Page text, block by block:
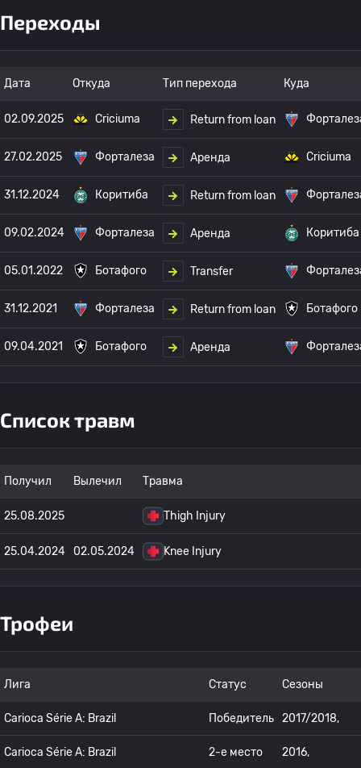
Переходы
Дата Откуда Тип перехода Куда
02.09.2025 Criciuma Return from loan
27.02.2025 Форталеза Аренда Criciuma
31.12.2024 Коритиба Return from loan
09.02.2024 Форталеза Аренда Коритиба
05.01.2022 Ботафого Transfer
31.12.2021 Форталеза Return from loan Ботафого
09.04.2021 Ботафого Аренда
Список травм
Получил Вылечил Травма
25.08.2025 Thigh Injury
25.04.2024 02.05.2024 Knee Injury
Трофеи
Лига Статус Сезоны
Carioca Série A: Brazil Победитель 2017/2018,
Carioca Série A: Brazil 2-е место 2016,